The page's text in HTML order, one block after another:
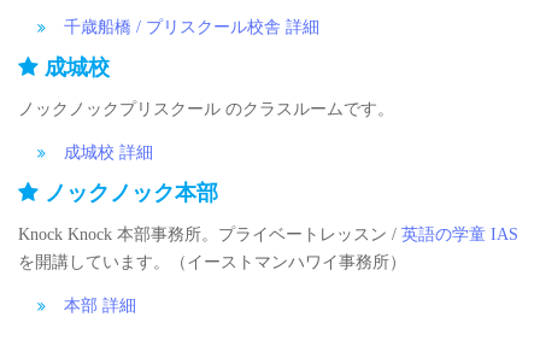
千歳船橋 / プリスクール校舎 詳細
成城校
ノックノックプリスクール のクラスルームです。
成城校 詳細
ノックノック本部
Knock Knock 本部事務所。プライベートレッスン / 英語の学童 IAS
を開講しています。（イーストマンハワイ事務所）
本部 詳細